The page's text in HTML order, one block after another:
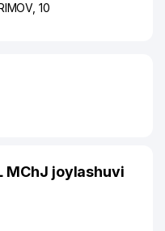
, 10
MChJ joylashuvi